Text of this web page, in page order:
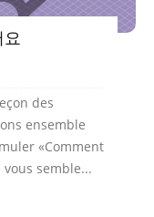
des
ensemble
«Comment
semble...